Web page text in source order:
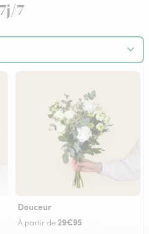
7
Douceur
À partir de 29€95